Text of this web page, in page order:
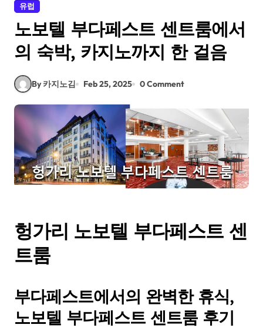
유럽
노보텔 부다페스트 센트룸에서
의 숙박, 카지노까지 한 걸음
By 카지노김 Feb 25, 2025 0 Comment
헝가리 노보텔 부다페스트 센
트룸
부다페스트에서의 완벽한 휴식,
노보텔 부다페스트 센트룸 후기